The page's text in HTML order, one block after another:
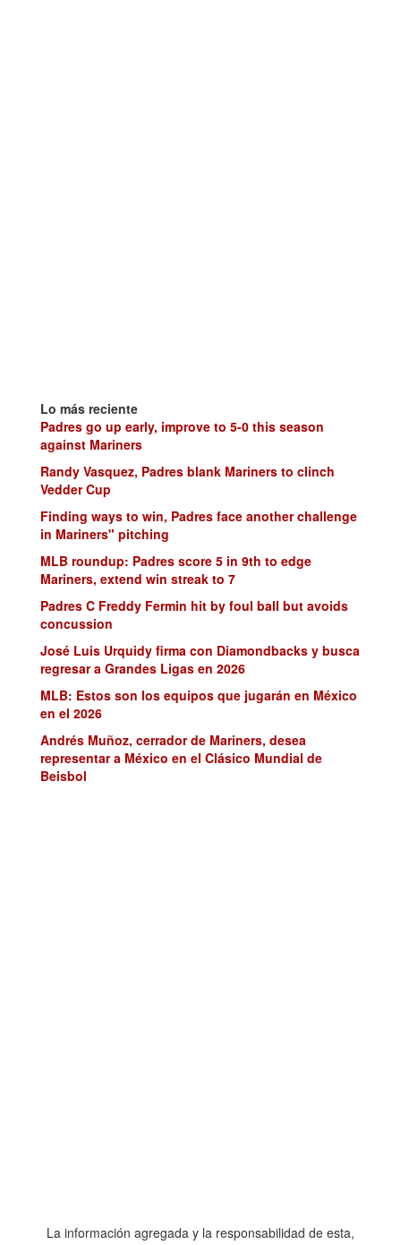
Lo más reciente
Padres go up early, improve to 5-0 this season
against Mariners
Randy Vasquez, Padres blank Mariners to clinch
Vedder Cup
Finding ways to win, Padres face another challenge
in Mariners" pitching
MLB roundup: Padres score 5 in 9th to edge
Mariners, extend win streak to 7
Padres C Freddy Fermin hit by foul ball but avoids
concussion
José Luis Urquidy firma con Diamondbacks y busca
regresar a Grandes Ligas en 2026
MLB: Estos son los equipos que jugarán en México
en el 2026
Andrés Muñoz, cerrador de Mariners, desea
representar a México en el Clásico Mundial de
Beisbol
La información agregada y la responsabilidad de esta,